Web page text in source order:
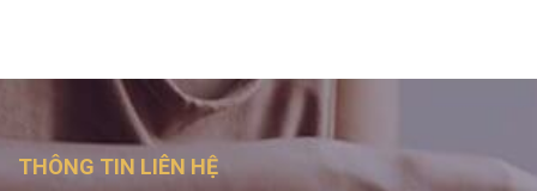
THÔNG TIN LIÊN HỆ